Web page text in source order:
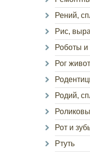
Рений,
Рис,
Роботы
Рог
Родий,
Рот и
Ртуть